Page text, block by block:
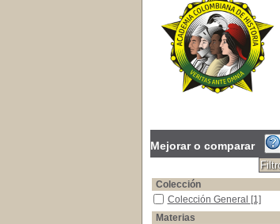
Mejorar o comparar
Colección
Colección General
Colección General [1]
Materias